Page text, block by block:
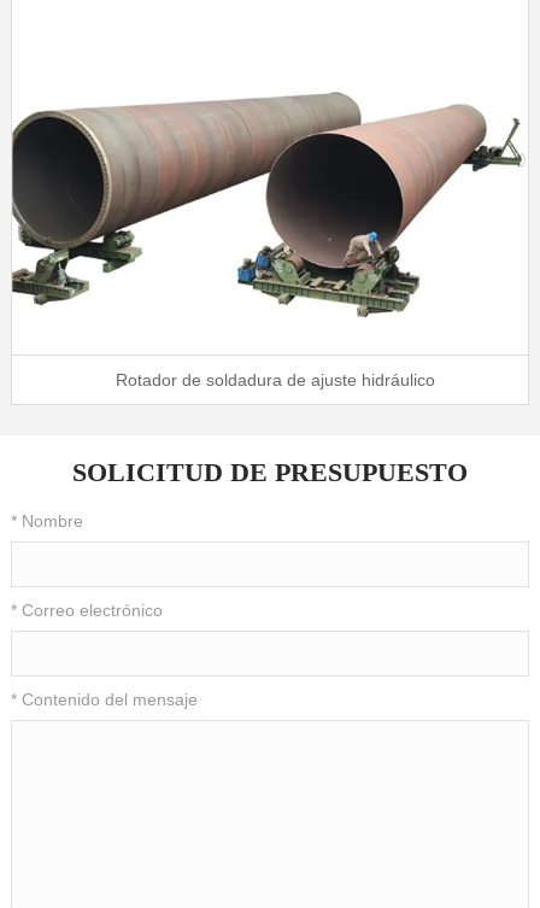
de ajuste hidráulico Posicionador de
SOLICITUD DE PRESUPUESTO
* Nombre
* Correo electrónico
* Contenido del mensaje